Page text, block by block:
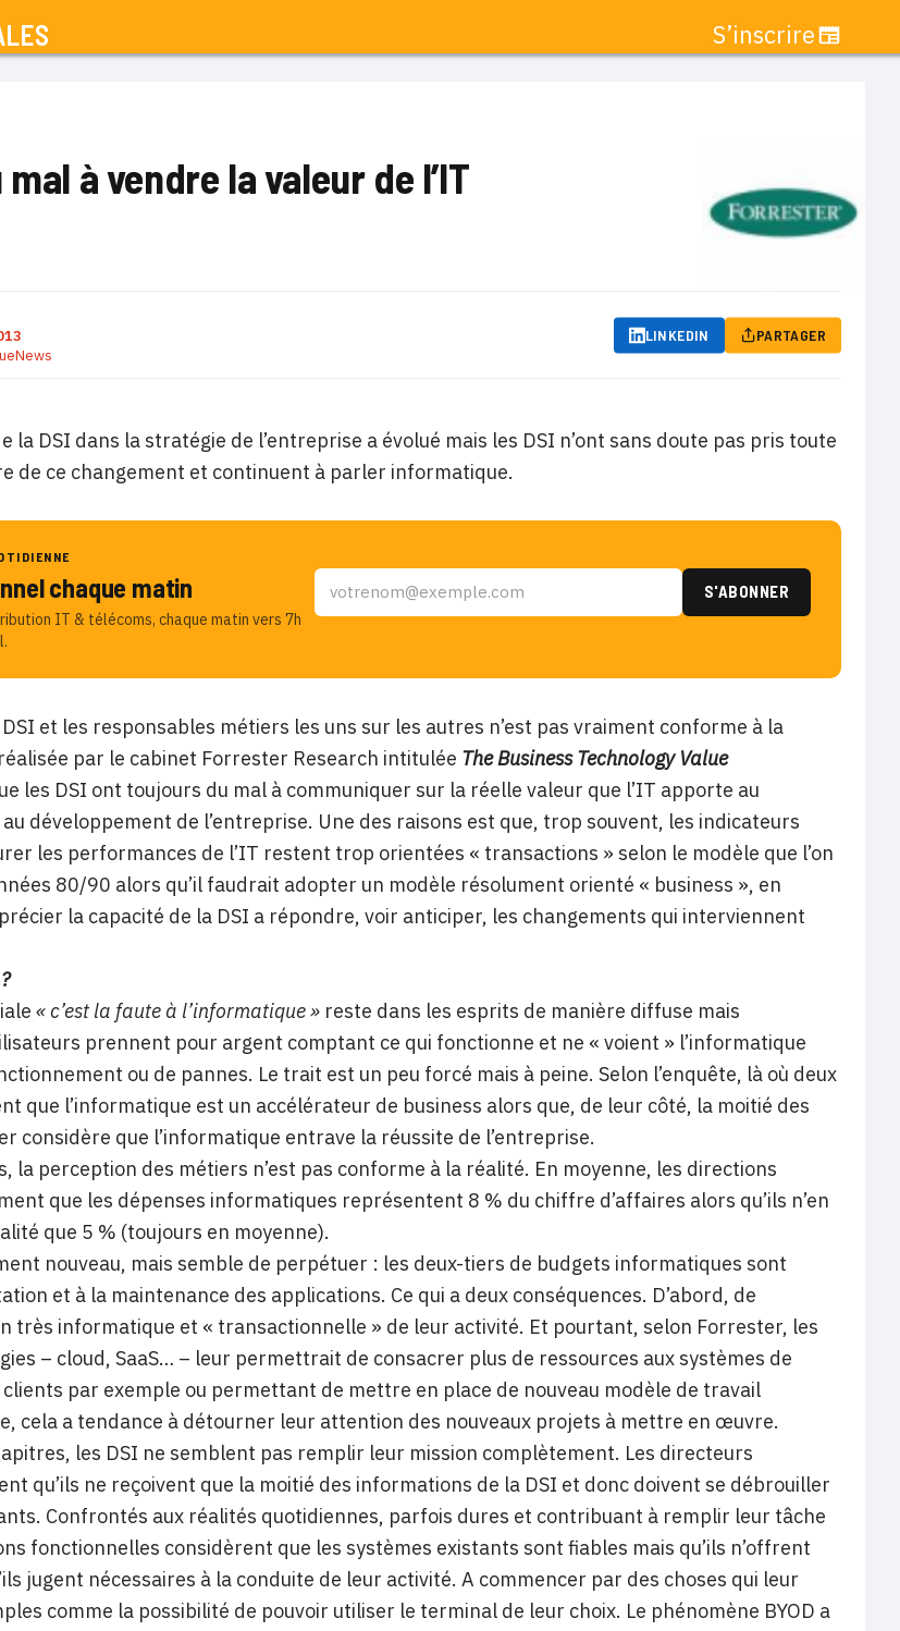
S’inscrire
mal à vendre la valeur de l’IT
LINKEDIN PARTAGER
la DSI dans la stratégie de l’entreprise a évolué mais les DSI n’ont sans doute pas pris toute
de ce changement et continuent à parler informatique.
chaque matin
IT & télécoms, chaque matin vers 7h
DSI et les responsables métiers les uns sur les autres n’est pas vraiment conforme à la
par le cabinet Forrester Research intitulée The Business Technology Value
les DSI ont toujours du mal à communiquer sur la réelle valeur que l’IT apporte au
développement de l’entreprise. Une des raisons est que, trop souvent, les indicateurs
les performances de l’IT restent trop orientées « transactions » selon le modèle que l’on
80/90 alors qu’il faudrait adopter un modèle résolument orienté « business », en
la capacité de la DSI a répondre, voir anticiper, les changements qui interviennent
« c’est la faute à l’informatique » reste dans les esprits de manière diffuse mais
prennent pour argent comptant ce qui fonctionne et ne « voient » l’informatique
ou de pannes. Le trait est un peu forcé mais à peine. Selon l’enquête, là où deux
que l’informatique est un accélérateur de business alors que, de leur côté, la moitié des
considère que l’informatique entrave la réussite de l’entreprise.
la perception des métiers n’est pas conforme à la réalité. En moyenne, les directions
que les dépenses informatiques représentent 8 % du chiffre d’affaires alors qu’ils n’en
que 5 % (toujours en moyenne).
nouveau, mais semble de perpétuer : les deux-tiers de budgets informatiques sont
et à la maintenance des applications. Ce qui a deux conséquences. D’abord, de
très informatique et « transactionnelle » de leur activité. Et pourtant, selon Forrester, les
– cloud, SaaS… – leur permettrait de consacrer plus de ressources aux systèmes de
par exemple ou permettant de mettre en place de nouveau modèle de travail
cela a tendance à détourner leur attention des nouveaux projets à mettre en œuvre.
les DSI ne semblent pas remplir leur mission complètement. Les directeurs
qu’ils ne reçoivent que la moitié des informations de la DSI et donc doivent se débrouiller
Confrontés aux réalités quotidiennes, parfois dures et contribuant à remplir leur tâche
fonctionnelles considèrent que les systèmes existants sont fiables mais qu’ils n’offrent
jugent nécessaires à la conduite de leur activité. A commencer par des choses qui leur
comme la possibilité de pouvoir utiliser le terminal de leur choix. Le phénomène BYOD a